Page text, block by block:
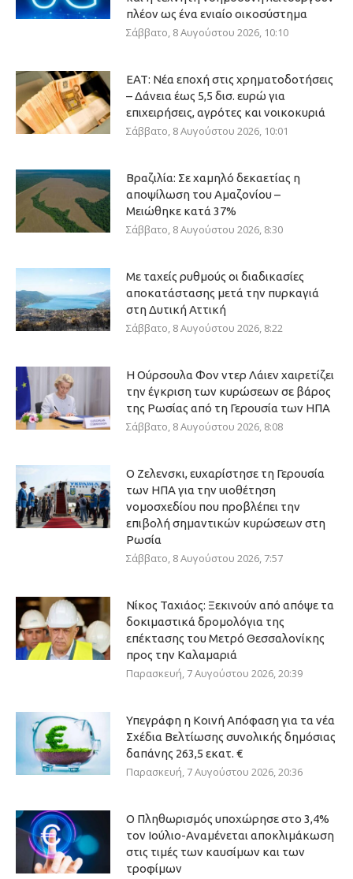
πλέον ως ένα ενιαίο οικοσύστημα
Σάββατο, 8 Αυγούστου 2026, 10:10
ΕΑΤ: Νέα εποχή στις χρηματοδοτήσεις
– Δάνεια έως 5,5 δισ. ευρώ για
επιχειρήσεις, αγρότες και νοικοκυριά
Σάββατο, 8 Αυγούστου 2026, 10:01
Βραζιλία: Σε χαμηλό δεκαετίας η
αποψίλωση του Αμαζονίου –
Μειώθηκε κατά 37%
Σάββατο, 8 Αυγούστου 2026, 8:30
Με ταχείς ρυθμούς οι διαδικασίες
αποκατάστασης μετά την πυρκαγιά
στη Δυτική Αττική
Σάββατο, 8 Αυγούστου 2026, 8:22
Η Ούρσουλα Φον ντερ Λάιεν χαιρετίζει
την έγκριση των κυρώσεων σε βάρος
της Ρωσίας από τη Γερουσία των ΗΠΑ
Σάββατο, 8 Αυγούστου 2026, 8:08
Ο Ζελενσκι, ευχαρίστησε τη Γερουσία
των ΗΠΑ για την υιοθέτηση
νομοσχεδίου που προβλέπει την
επιβολή σημαντικών κυρώσεων στη
Ρωσία
Σάββατο, 8 Αυγούστου 2026, 7:57
Νίκος Ταχιάος: Ξεκινούν από απόψε τα
δοκιμαστικά δρομολόγια της
επέκτασης του Μετρό Θεσσαλονίκης
προς την Καλαμαριά
Παρασκευή, 7 Αυγούστου 2026, 20:39
Υπεγράφη η Κοινή Απόφαση για τα νέα
Σχέδια Βελτίωσης συνολικής δημόσιας
δαπάνης 263,5 εκατ. €
Παρασκευή, 7 Αυγούστου 2026, 20:36
Ο Πληθωρισμός υποχώρησε στο 3,4%
τον Ιούλιο-Αναμένεται αποκλιμάκωση
στις τιμές των καυσίμων και των
τροφίμων